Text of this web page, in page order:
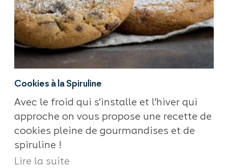
Cookies à la Spiruline
Avec le froid qui s'installe et l'hiver qui
approche on vous propose une recette de
cookies pleine de gourmandises et de
spiruline !
Lire la suite